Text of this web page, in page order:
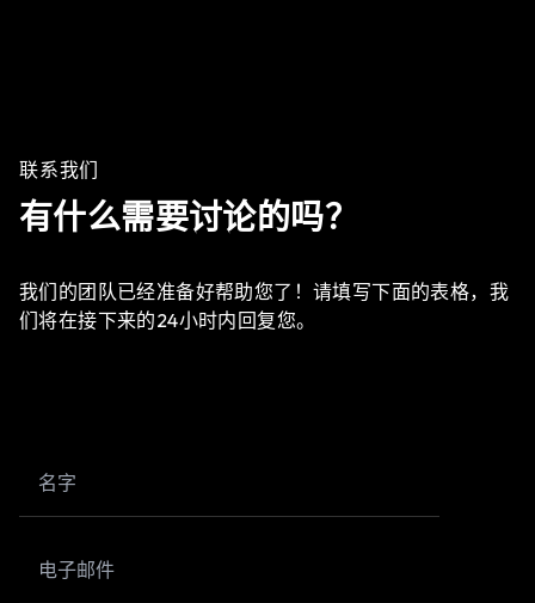
联系我们
有什么需要讨论的吗？
我们的团队已经准备好帮助您了！请填写下面的表格，我
们将在接下来的24小时内回复您。